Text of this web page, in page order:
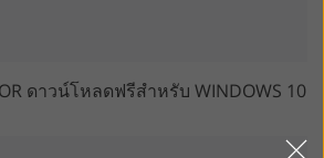
ดาวน์โหลดฟรีสำหรับ WINDOWS 10